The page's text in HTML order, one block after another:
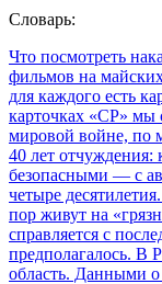
Словарь:
Что посмотреть
фильмов на
для каждого есть
карточках «СР»
мировой войне, по
40 лет отчуждения:
безопасными — с
четыре
пор живут на
справляется с
предполагалось. В
область. Данными